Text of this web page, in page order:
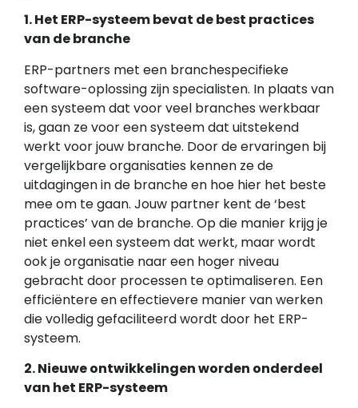
1. Het ERP-systeem bevat de best practices
van de branche
ERP-partners met een branchespecifieke
software-oplossing zijn specialisten. In plaats van
een systeem dat voor veel branches werkbaar
is, gaan ze voor een systeem dat uitstekend
werkt voor jouw branche. Door de ervaringen bij
vergelijkbare organisaties kennen ze de
uitdagingen in de branche en hoe hier het beste
mee om te gaan. Jouw partner kent de ‘best
practices’ van de branche. Op die manier krijg je
niet enkel een systeem dat werkt, maar wordt
ook je organisatie naar een hoger niveau
gebracht door processen te optimaliseren. Een
efficiëntere en effectievere manier van werken
die volledig gefaciliteerd wordt door het ERP-
systeem.
2. Nieuwe ontwikkelingen worden onderdeel
van het ERP-systeem